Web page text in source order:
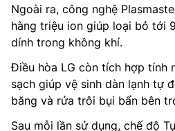
Ngoài ra, công nghệ
hàng triệu ion giúp loại bỏ tới
dính trong không khí.
Điều hòa LG còn tích hợp tính
sạch giúp vệ sinh dàn lạnh tự
băng và rửa trôi bụi bẩn bên
Sau mỗi lần sử dụng, chế độ